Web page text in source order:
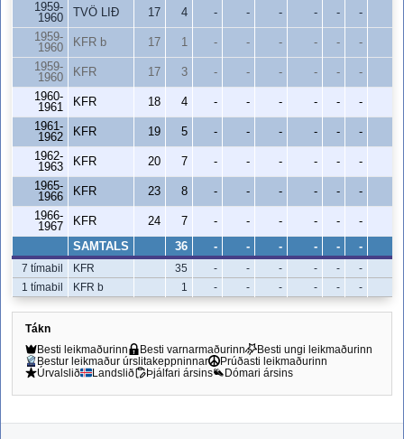
1959-
1960
TVÖ LIÐ 17 4 - - - - - -
1959-
1960
KFR b 17 1 - - - - - -
1959-
1960
KFR 17 3 - - - - - -
1960-
1961
KFR 18 4 - - - - - -
1961-
1962
KFR 19 5 - - - - - -
1962-
1963
KFR 20 7 - - - - - -
1965-
1966
KFR 23 8 - - - - - -
1966-
1967
KFR 24 7 - - - - - -
SAMTALS 36 - - - - - -
7 tímabil KFR 35 - - - - - -
1 tímabil
KFR b 1 - - - - - -
Tákn
Besti leikmaðurinn
Besti varnarmaðurinn
Besti ungi leikmaðurinn
Bestur leikmaður úrslitakeppninnar
Prúðasti leikmaðurinn
Úrvalslið
Landslið Þjálfari ársins Dómari ársins